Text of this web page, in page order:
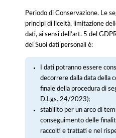
Periodo di Conservazione. Le
principi di liceità, limitazione
dati, ai sensi dell’art. 5 del
dei Suoi dati personali è:
I dati potranno essere
decorrere dalla data della
finale della procedura di
D.Lgs. 24/2023);
stabilito per un arco di
conseguimento delle
raccolti e trattati e nel